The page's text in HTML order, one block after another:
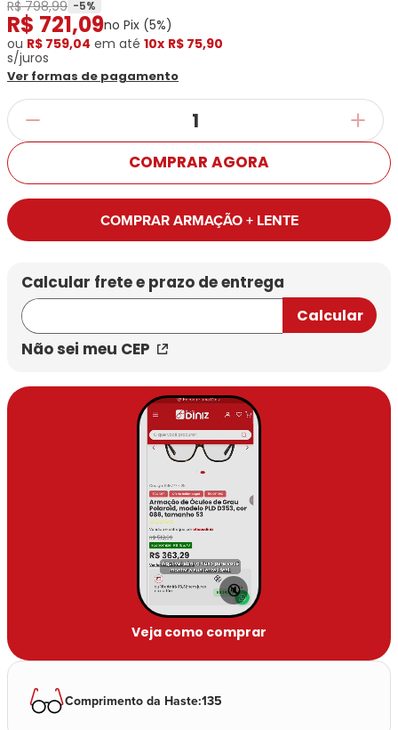
Ban
Todas
as
Marcas
Marcas
Exclusivas
DNZ
Miu
Polaroid
Vogue
Todas
as
Marcas
Exclusivas
Bulget
Todas
as
Marcas
Marcas
Unissex
Marcas
Exclusivas
Dii
Collection
DNZ
R$ 798,99 -5%
R$ 721,09no Pix (5%)
ou R$ 759,04 em até 10x R$ 75,90
s/juros
Ver formas de pagamento
COMPRAR AGORA
COMPRAR ARMAÇÃO + LENTE
Não sei meu CEP
🔇
Veja como comprar
Comprimento da Haste:135